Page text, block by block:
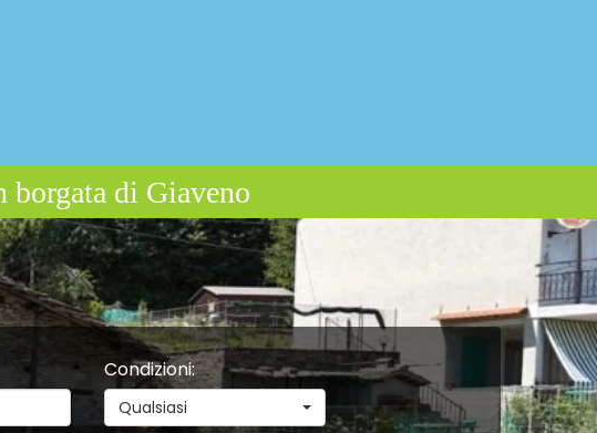
Condizioni:
Qualsiasi